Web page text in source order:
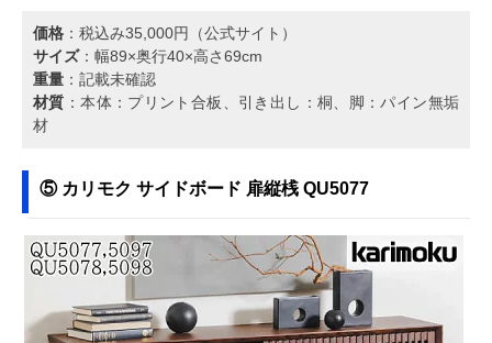
価格 ：税込み35,000円（公式サイト）
サイズ：幅89×奥行40×高さ69cm
重量 ：記載未確認
材質 ：本体：プリント合板、引き出し：桐、脚：パイン無垢
材
⑤ カリモク サイドボード 扉縦桟 QU5077